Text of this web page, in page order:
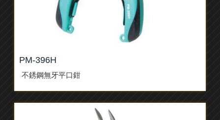
PM-396H
不銹鋼無牙平口鉗